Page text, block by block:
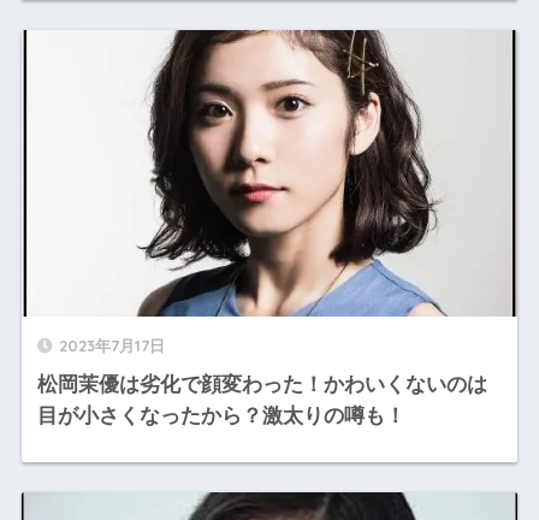
2023年7月17日
松岡茉優は劣化で顔変わった！かわいくないのは
目が小さくなったから？激太りの噂も！